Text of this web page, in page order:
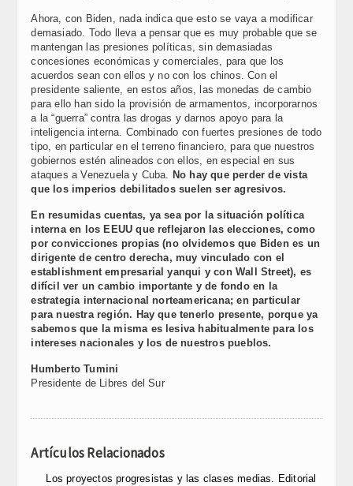
Ahora, con Biden, nada indica que esto se vaya a modificar
demasiado. Todo lleva a pensar que es muy probable que se
mantengan las presiones políticas, sin demasiadas
concesiones económicas y comerciales, para que los
acuerdos sean con ellos y no con los chinos. Con el
presidente saliente, en estos años, las monedas de cambio
para ello han sido la provisión de armamentos, incorporarnos
a la “guerra” contra las drogas y darnos apoyo para la
inteligencia interna. Combinado con fuertes presiones de todo
tipo, en particular en el terreno financiero, para que nuestros
gobiernos estén alineados con ellos, en especial en sus
ataques a Venezuela y Cuba. No hay que perder de vista
que los imperios debilitados suelen ser agresivos.
En resumidas cuentas, ya sea por la situación política
interna en los EEUU que reflejaron las elecciones, como
por convicciones propias (no olvidemos que Biden es un
dirigente de centro derecha, muy vinculado con el
establishment empresarial yanqui y con Wall Street), es
difícil ver un cambio importante y de fondo en la
estrategia internacional norteamericana; en particular
para nuestra región. Hay que tenerlo presente, porque ya
sabemos que la misma es lesiva habitualmente para los
intereses nacionales y los de nuestros pueblos.
Humberto Tumini
Presidente de Libres del Sur
Artículos Relacionados
Los proyectos progresistas y las clases medias. Editorial